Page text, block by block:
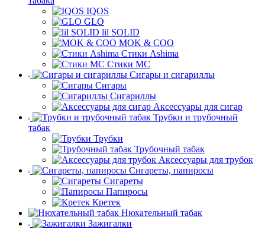
IQOS
GLO
lil SOLID
MOK & COO
Стики Ashima
Стики MC
Сигары и сигариллы
Сигары
Сигариллы
Аксессуары для сигар
Трубки и трубочный
табак
Трубки
Трубочный табак
Аксессуары для трубок
Сигареты, папиросы
Сигареты
Папиросы
Кретек
Нюхательный табак
Зажигалки